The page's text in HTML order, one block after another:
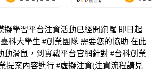
擬學習平台注資活動已經開跑囉 即日起
臺科大學生 #創業團隊 需要您的協助 在此
動滑鼠，到實戰平台官網針對 #台科創業
提案內容進行 #虛擬注資(注資流程請見